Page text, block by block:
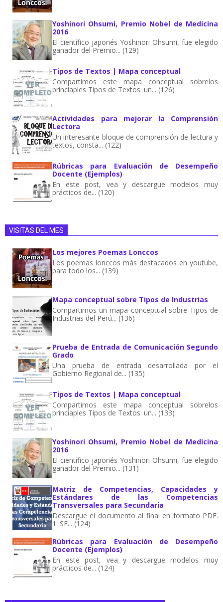
Yoshinori Ohsumi, Premio Nobel de Medicina
2016
El científico japonés Yoshinori Ohsumi, fue elegido
ganador del Premio... (129)
Tipos de Textos | Mapa conceptual
Compartimos este mapa conceptual sobrelos
princiaples Tipos de Textos. un... (126)
Actividades para mejorar la Comprensión
Lectora
Un interesante bloque de comprensión de lectura y
textos, consta... (122)
Rúbricas para Evaluación de Desempeño
Docente (Ejemplos)
En este post, vea y descargue modelos muy
prácticos de... (120)
VISITAS DEL MES
Los mejores Poemas Lonccos
Los poemas lonccos más destacados en youtube,
para todo los... (139)
Mapa conceptual sobre Tipos de Industrias
Compartimos un mapa conceptual sobre Tipos de
Industrias del Perú... (136)
Prueba de Entrada de Comunicación Segundo
Grado
Una prueba de entrada desarrollada por el
Gobierno Regional de... (135)
Tipos de Textos | Mapa conceptual
Compartimos este mapa conceptual sobrelos
princiaples Tipos de Textos. un... (133)
Yoshinori Ohsumi, Premio Nobel de Medicina
2016
El científico japonés Yoshinori Ohsumi, fue elegido
ganador del Premio... (131)
Matriz de Competencias, Capacidades y
Estándares de las Competencias
Transversales para Secundaria
Descargue el documento al final en formato PDF.
1. SE... (124)
Rúbricas para Evaluación de Desempeño
Docente (Ejemplos)
En este post, vea y descargue modelos muy
prácticos de... (124)